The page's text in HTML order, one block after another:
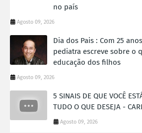
no país
Agosto 09, 2026
Dia dos Pais : Com 25
pediatra escreve sobre o
educação dos filhos
Agosto 09, 2026
5 SINAIS DE QUE VOCÊ
TUDO O QUE DESEJA -
Agosto 09, 2026